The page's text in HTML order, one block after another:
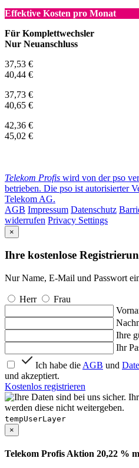
Effektive Kosten pro Monat
Für Komplettwechsler
Nur Neuanschluss
37,53 €
40,44 €
37,73 €
40,65 €
42,36 €
45,02 €
Telekom Profis wird von der pso
betrieben. Die pso ist autorisierter
Telekom AG.
AGB Impressum Datenschutz
widerrufen Privacy Settings
×
Ihre kostenlose
Nur Name, E-Mail und Passwort
Herr
Frau
Ihre
Ihr
Ich habe die AGB und
und akzeptiert.
Kostenlos registrieren
werden diese nicht weitergeben.
tempUserLayer
×
Telekom Profis Aktion 20,22 %